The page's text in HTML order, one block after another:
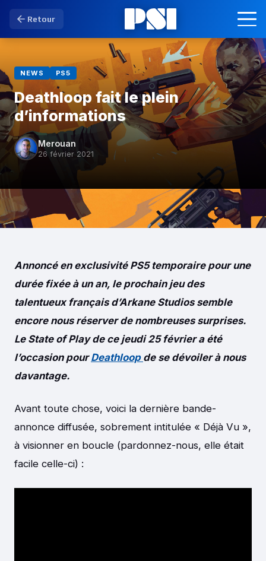
Retour
NEWS PS5
Deathloop fait le plein
d’informations
Merouan
26 février 2021
Annoncé en exclusivité PS5 temporaire pour une
durée fixée à un an, le prochain jeu des
talentueux français d’Arkane Studios semble
encore nous réserver de nombreuses surprises.
Le State of Play de ce jeudi 25 février a été
l’occasion pourDeathloop de se dévoiler à nous
davantage.
Avant toute chose, voici la dernière bande-
annonce diffusée, sobrement intitulée « Déjà Vu »,
à visionner en boucle (pardonnez-nous, elle était
facile celle-ci) :